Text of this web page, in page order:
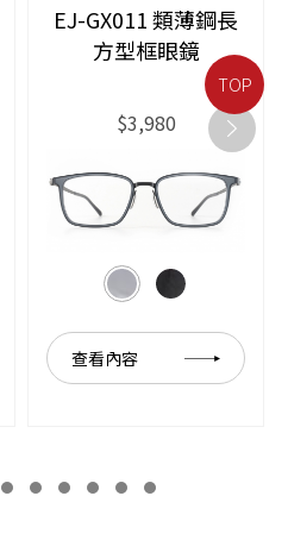
EJ-GX011 類薄鋼長
方型框眼鏡
$3,980
查看內容
TOP